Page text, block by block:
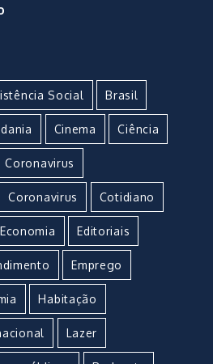
Social Brasil
Cinema Ciência
Coronavirus
Coronavirus Cotidiano
Economia Editoriais
Emprego
Habitação
Lazer